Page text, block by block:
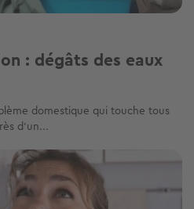
: dégâts des eaux
domestique qui touche tous
d'un...